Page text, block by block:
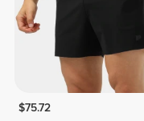
$75.72